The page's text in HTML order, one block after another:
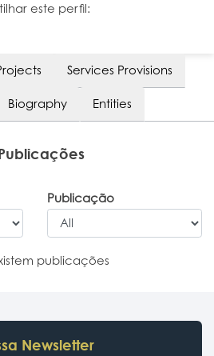
este perfil:
Services Provisions
Biography Entities
Publicação
publicações
Newsletter